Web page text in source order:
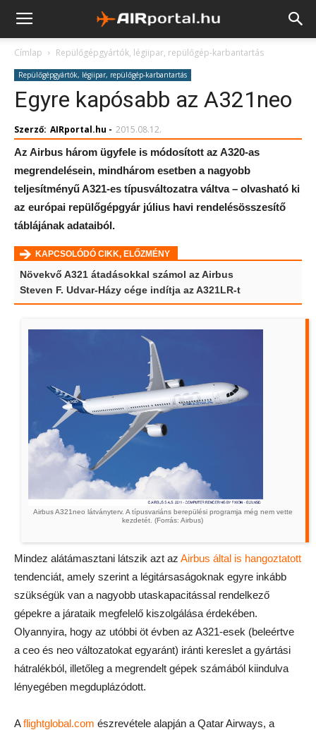
Címlap Repülőgépgyártók, légiipar, repülőgép-karbantartás
Repülőgépgyártók, légiipar, repülőgép-karbantartás
Egyre kapósabb az A321neo
Szerző: AIRportal.hu - 2015.08.12.
Az Airbus három ügyfele is módosított az A320-as
megrendelésein, mindhárom esetben a nagyobb
teljesítményű A321-es típusváltozatra váltva – olvasható ki
az európai repülőgépgyár július havi rendelésösszesítő
táblájának adataiból.
KAPCSOLÓDÓ CIKK, ELŐZMÉNY
Növekvő A321 átadásokkal számol az Airbus
Steven F. Udvar-Házy cége indítja az A321LR-t
Airbus A321neo látványterv. A típusvariáns berepülési programja még nem vette
kezdetét. (Forrás: Airbus)
Mindez alátámasztani látszik azt az Airbus által is hangoztatott
tendenciát, amely szerint a légitársaságoknak egyre inkább
szükségük van a nagyobb utaskapacitással rendelkező
gépekre a járataik megfelelő kiszolgálása érdekében.
Olyannyira, hogy az utóbbi öt évben az A321-esek (beleértve
a ceo és neo változatokat egyaránt) iránti kereslet a gyártási
hátralékból, illetőleg a megrendelt gépek számából kiindulva
lényegében megduplázódott.
Aflightglobal.com észrevétele alapján a Qatar Airways, a